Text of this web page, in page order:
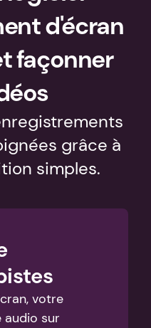
d'écran
façonner
grâce à
simples.
votre
sur